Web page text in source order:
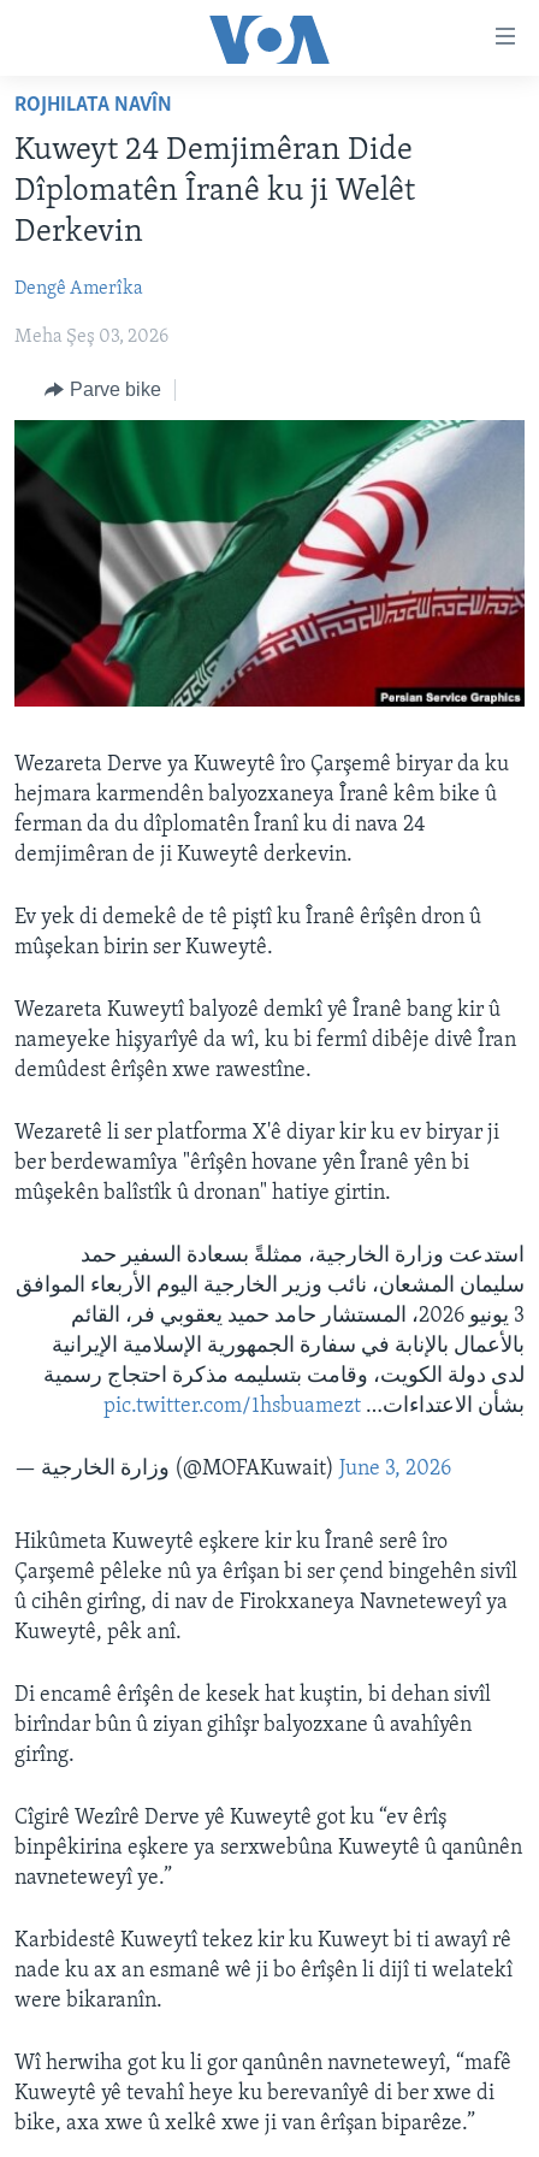
Yekser
naveroka
serekî
Yekser
here
Malpera
serekî
Yekser
Lêgerînê
NÛÇE
VÎDYO GALERÎ
RADYO
HEVPEYVÎN
HERÊMÊN KURDAN
TIRKÎYE
SÛRÎYE
ÎRAQ
ÎRAN
ROJHILATA NAVÎN
ÇAND Û HUNER
SERNIVÎS
SORANÎ
Learning English
FOLLOW US
ROJHILATA NAVÎN
Kuweyt 24 Demjimêran Dide
Dîplomatên Îranê ku ji Welêt
Derkevin
Dengê Amerîka
Meha Şeş 03, 2026
Parve bike
Wezareta Derve ya Kuweytê îro Çarşemê biryar da ku
hejmara karmendên balyozxaneya Îranê kêm bike û
ferman da du dîplomatên Îranî ku di nava 24
demjimêran de ji Kuweytê derkevin.
Ev yek di demekê de tê piştî ku Îranê êrîşên dron û
mûşekan birin ser Kuweytê.
Wezareta Kuweytî balyozê demkî yê Îranê bang kir û
nameyeke hişyarîyê da wî, ku bi fermî dibêje divê Îran
demûdest êrîşên xwe rawestîne.
Wezaretê li ser platforma X'ê diyar kir ku ev biryar ji
ber berdewamîya "êrîşên hovane yên Îranê yên bi
mûşekên balîstîk û dronan" hatiye girtin.
استدعت وزارة الخارجية، ممثلةً بسعادة السفير حمد
سليمان المشعان، نائب وزير الخارجية اليوم الأربعاء الموافق
3 يونيو 2026، المستشار حامد حميد يعقوبي فر، القائم
بالأعمال بالإنابة في سفارة الجمهورية الإسلامية الإيرانية
لدى دولة الكويت، وقامت بتسليمه مذكرة احتجاج رسمية
بشأن الاعتداءات… pic.twitter.com/1hsbuamezt
— وزارة الخارجية (@MOFAKuwait) June 3, 2026
Hikûmeta Kuweytê eşkere kir ku Îranê serê îro
Çarşemê pêleke nû ya êrîşan bi ser çend bingehên sivîl
û cihên girîng, di nav de Firokxaneya Navneteweyî ya
Kuweytê, pêk anî.
Di encamê êrîşên de kesek hat kuştin, bi dehan sivîl
birîndar bûn û ziyan gihîşr balyozxane û avahîyên
girîng.
Cîgirê Wezîrê Derve yê Kuweytê got ku “ev êrîş
binpêkirina eşkere ya serxwebûna Kuweytê û qanûnên
navneteweyî ye.”
Karbidestê Kuweytî tekez kir ku Kuweyt bi ti awayî rê
nade ku ax an esmanê wê ji bo êrîşên li dijî ti welatekî
were bikaranîn.
Wî herwiha got ku li gor qanûnên navneteweyî, “mafê
Kuweytê yê tevahî heye ku berevanîyê di ber xwe di
bike, axa xwe û xelkê xwe ji van êrîşan biparêze.”